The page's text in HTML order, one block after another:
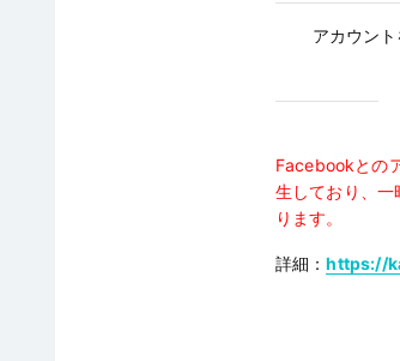
アカウン
Facebookとの
生しており、一
ります。
詳細：https://